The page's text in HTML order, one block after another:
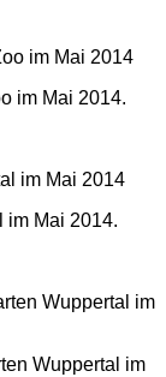
im Mai 2014.
im Mai 2014.
Wuppertal im